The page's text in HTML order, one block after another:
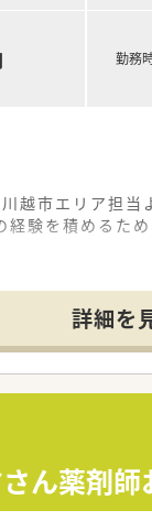
験のない未経
極的に行われて
給取得率は63.8勤務
越市エリア担当
験を積めるた
の店舗は、最
約30枚となっ
医療が中心で
ント展開してい
いち早く注力
機器を率先し
詳細を
ん薬剤